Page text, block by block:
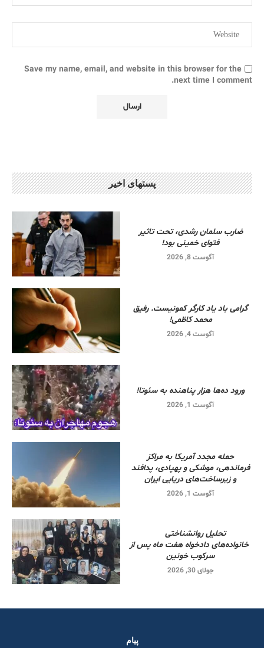
Save my name, email, and website in this browser for the
next time I comment.
پستهای اخیر
ضارب سلمان رشدی، تحت تاثیر
فتوای خمینی بود!
آگوست 8, 2026
گرامی باد یاد کارگر کمونیست. رفیق
محمد کاظمی!
آگوست 4, 2026
ورود ده‌ها هزار پناهنده به سئوتا!
آگوست 1, 2026
حمله مجدد آمریکا به مراکز
فرماندهی، موشکی و پهپادی، پدافند
و زیرساخت‌های دریایی ایران
آگوست 1, 2026
تحلیل روانشناختی
خانواده‌های دادخواه هفت ماه پس از
سرکوب خونین
جولای 30, 2026
پیام